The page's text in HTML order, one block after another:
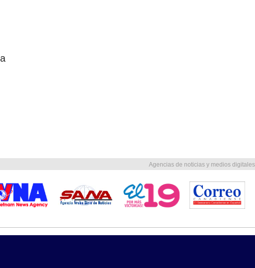
Agencias de noticias y medios digitales